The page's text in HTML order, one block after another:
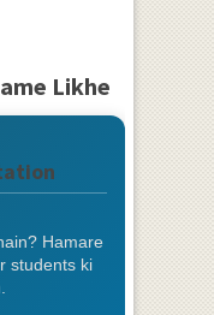
Likhe
Hamare
students ki